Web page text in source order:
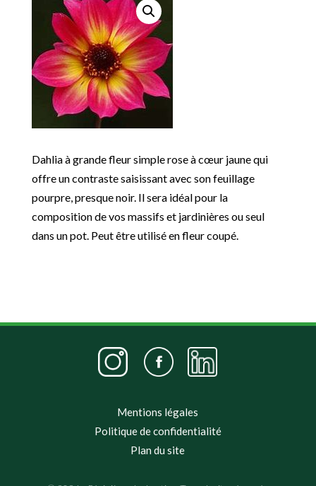
Dahlia à grande fleur simple rose à cœur jaune qui
offre un contraste saisissant avec son feuillage
pourpre, presque noir. Il sera idéal pour la
composition de vos massifs et jardinières ou seul
dans un pot. Peut être utilisé en fleur coupé.
Mentions légales
Politique de confidentialité
Plan du site